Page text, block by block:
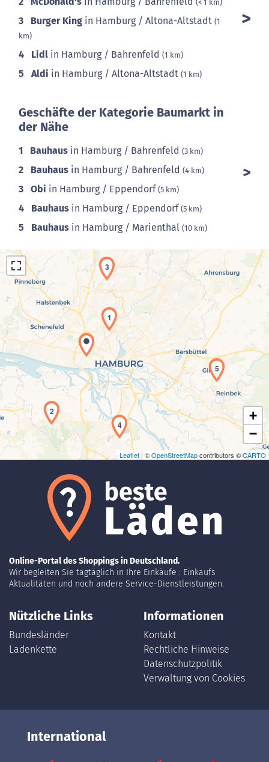
(< 1 km)
3 Burger King in Hamburg / Altona-Altstadt (1
km)
4 Lidl in Hamburg / Bahrenfeld (1 km)
5 Aldi in Hamburg / Altona-Altstadt (1 km)
Geschäfte der Kategorie Baumarkt in
der Nähe
1 Bauhaus in Hamburg / Bahrenfeld (3 km)
2 Bauhaus in Hamburg / Bahrenfeld (4 km)
3 Obi in Hamburg / Eppendorf(5 km)
4 Bauhaus in Hamburg / Eppendorf(5 km)
5 Bauhaus in Hamburg / Marienthal (10 km)
Laden der Karte...
1
2
3
4
5
+
−
Leaflet | ©OpenStreetMapcontributors ©CARTO
Online-Portal des Shoppings in Deutschland.
Wir begleiten Sie tagtäglich in Ihre Einkäufe : Einkaufs
Aktualitäten und noch andere Service-Dienstleistungen.
Nützliche Links
Bundesländer
Ladenkette
Informationen
Kontakt
Rechtliche Hinweise
Datenschutzpolitik
Verwaltung von Cookies
International